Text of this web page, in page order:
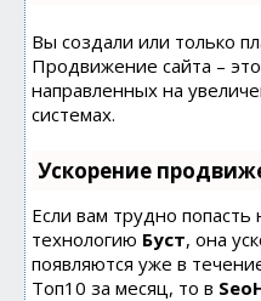
Вы создали или только
Продвижение сайта –
направленных на
системах.
Ускорение
Если вам трудно
технологию Буст, она
появляются уже в
Топ10 за месяц, то в